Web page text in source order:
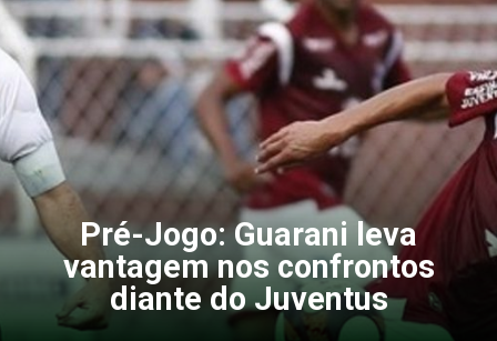
Pré-Jogo: Guarani leva
vantagem nos confrontos
diante do Juventus
→ Futebol Profissional → Pré-Jogo: Guarani leva vantagem nos
Pré-Jogo: Guarani leva
vantagem nos confrontos
diante do Juventus